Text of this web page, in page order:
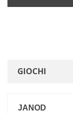
GIOCHI
JANOD